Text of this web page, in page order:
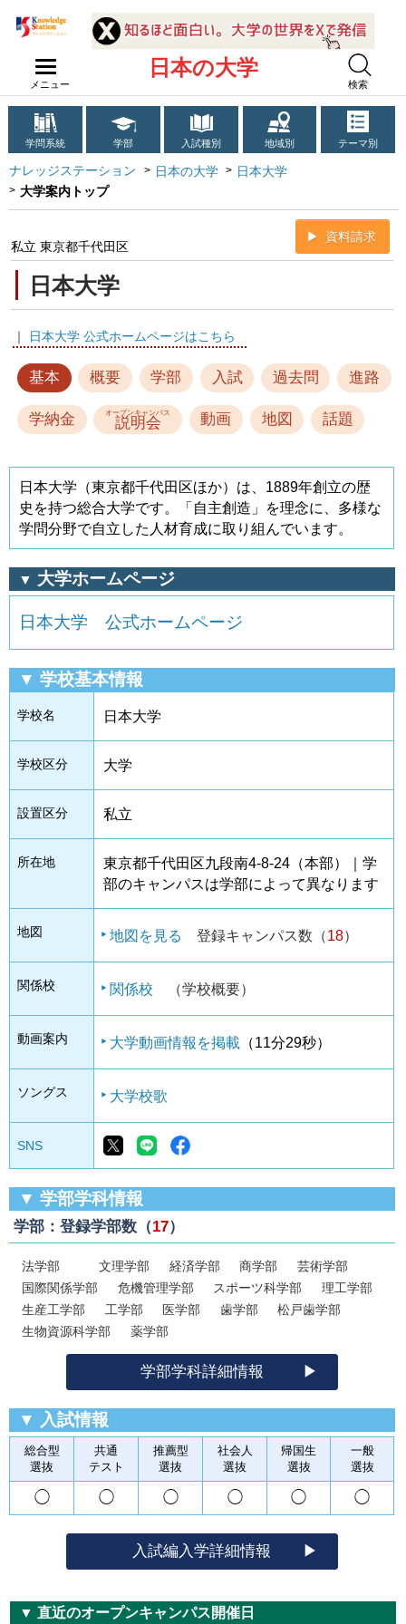
メニュー
日本の大学
検索
学問系統 学部 入試種別 地域別 テーマ別
ナレッジステーション 日本の大学
日本大学
大学案内トップ
日本大学
私立 東京都千代田区
資料請求
｜ 日本大学 公式ホームページはこちら
基本 概要 学部 入試 過去問 進路
学納金 オープンキャンパス
説明会 動画 地図 話題
日本大学（東京都千代田区ほか）は、1889年創立の歴
史を持つ総合大学です。「自主創造」を理念に、多様な
学問分野で自立した人材育成に取り組んでいます。
▼ 大学ホームページ
日本大学 公式ホームページ
▼ 学校基本情報
学校名 日本大学
学校区分 大学
設置区分 私立
所在地
東京都千代田区九段南4-8-24（本部）｜学
部のキャンパスは学部によって異なります
地図 地図を見る 登録キャンパス数（18）
関係校 関係校 （学校概要）
動画案内 大学動画情報を掲載 （11分29秒）
ソングス 大学校歌
SNS
▼ 学部学科情報
学部：登録学部数（17）
法学部 文理学部 経済学部 商学部
芸術学部
国際関係学部
危機管理学部 スポーツ科学部
理工学部
生産工学部
工学部 医学部 歯学部
松戸歯学部
生物資源科学部
薬学部
学部学科詳細情報
▼ 入試情報
総合型
選抜
共通
テスト
推薦型
選抜
社会人
選抜
帰国生
選抜
一般
選抜
◯ ◯ ◯ ◯ ◯ ◯
入試編入学詳細情報
▼ 直近のオープンキャンパス開催日